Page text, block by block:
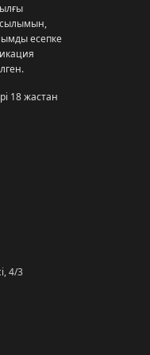
есепке
18 жастан
4/3